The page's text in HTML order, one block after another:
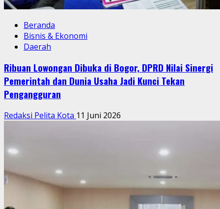
Beranda
Bisnis & Ekonomi
Daerah
Ribuan Lowongan Dibuka di Bogor, DPRD Nilai Sinergi
Pemerintah dan Dunia Usaha Jadi Kunci Tekan
Pengangguran
Redaksi Pelita Kota 11 Juni 2026